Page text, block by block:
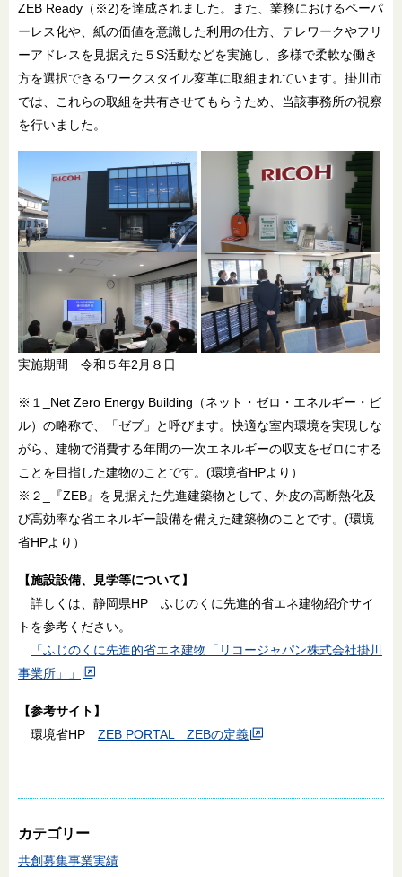
ZEB Ready（※2)を達成されました。また、業務におけるペーパ
ーレス化や、紙の価値を意識した利用の仕方、テレワークやフリ
ーアドレスを見据えた５S活動などを実施し、多様で柔軟な働き
方を選択できるワークスタイル変革に取組まれています。掛川市
では、これらの取組を共有させてもらうため、当該事務所の視察
を行いました。
実施期間 令和５年2月８日
※１_Net Zero Energy Building（ネット・ゼロ・エネルギー・ビ
ル）の略称で、「ゼブ」と呼びます。快適な室内環境を実現しな
がら、建物で消費する年間の一次エネルギーの収支をゼロにする
ことを目指した建物のことです。(環境省HPより）
※２_『ZEB』を見据えた先進建築物として、外皮の高断熱化及
び高効率な省エネルギー設備を備えた建築物のことです。(環境
省HPより）
【施設設備、見学等について】
詳しくは、静岡県HP ふじのくに先進的省エネ建物紹介サイ
トを参考ください。
「ふじのくに先進的省エネ建物「リコージャパン株式会社掛川
事業所」」
【参考サイト】
環境省HP ZEB PORTAL ZEBの定義
カテゴリー
共創募集事業実績